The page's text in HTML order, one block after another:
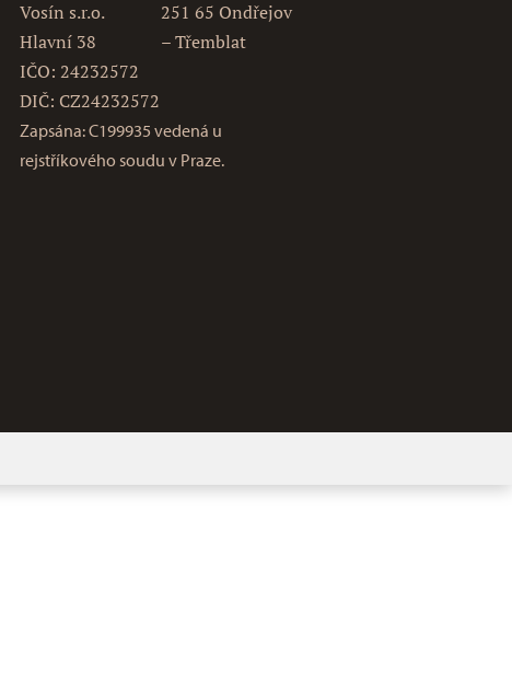
Vosín s.r.o.
Hlavní 38
251 65 Ondřejov
– Třemblat
IČO: 24232572
DIČ: CZ24232572
Zapsána: C199935 vedená u
rejstříkového soudu v Praze.